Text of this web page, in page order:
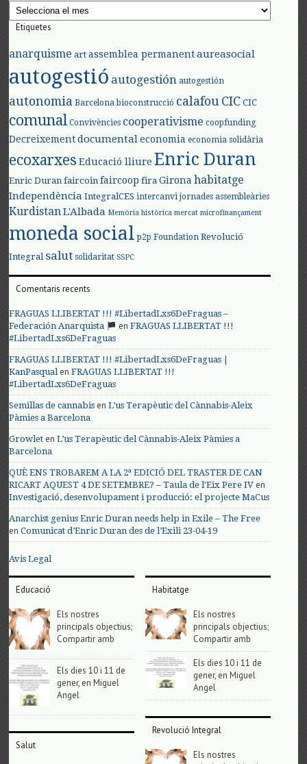
Arxius
Etiquetes
anarquisme art assemblea permanent aureasocial
autogestió autogestión autogestión
autonomia Barcelona bioconstrucció calafouCIC CIC
comunal Convivències cooperativisme coopfunding
Decreixement documental economia economia solidària
ecoxarxes Educació lliure Enric Duran
Enric Duran faircoin faircoop fira Girona habitatge
Independència IntegralCES intercanvi jornades assembleàries
KurdistanL'Albada Memòria històrica mercat microfinançament
moneda social p2p Foundation Revolució
Integral salut solidaritat SSPC
Comentaris recents
FRAGUAS LLIBERTAT !!! #LibertadLxs6DeFraguas –
Federación Anarquista
enFRAGUAS LLIBERTAT !!!
#LibertadLxs6DeFraguas
FRAGUAS LLIBERTAT !!! #LibertadLxs6DeFraguas |
KanPasqualenFRAGUAS LLIBERTAT !!!
#LibertadLxs6DeFraguas
Semillas de cannabis enL’us Terapèutic del Cànnabis-Aleix
Pàmies a Barcelona
Growlet enL’us Terapèutic del Cànnabis-Aleix Pàmies a
Barcelona
QUÈ ENS TROBAREM A LA 2ª EDICIÓ DEL TRASTER DE CAN
RICART AQUEST 4 DE SETEMBRE? – Taula de l'Eix Pere IV en
Investigació, desenvolupament i producció: el projecte MaCus
Anarchist genius Enric Duran needs help in Exile – The Free
enComunicat d’Enric Duran des de l’Exili 23-04-19
Avis Legal
Educació
Els nostres
principals objectius;
Compartir amb
Els dies 10 i 11 de
gener, en Miguel
Angel
Salut
Habitatge
Els nostres
principals objectius;
Compartir amb
Els dies 10 i 11 de
gener, en Miguel
Angel
Revolució Integral
Els nostres